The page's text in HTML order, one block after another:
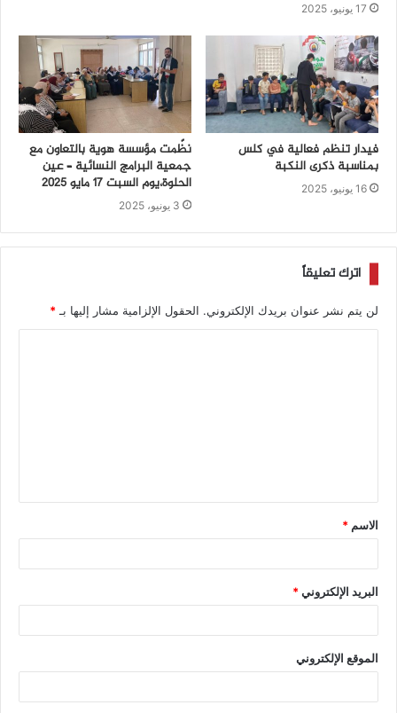
17 يونيو، 2025
فيدار تنظم فعالية في كلس
بمناسبة ذكرى النكبة
16 يونيو، 2025
نظّمت مؤسسة هوية بالتعاون مع
جمعية البرامج النسائية – عين
الحلوة،يوم السبت 17 مايو 2025
3 يونيو، 2025
اترك تعليقاً
لن يتم نشر عنوان بريدك الإلكتروني. الحقول الإلزامية مشار إليها بـ *
الاسم *
البريد الإلكتروني*
الموقع الإلكتروني